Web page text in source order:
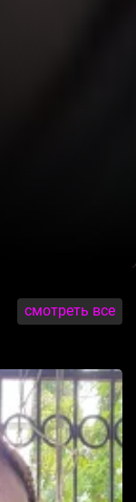
смотреть все